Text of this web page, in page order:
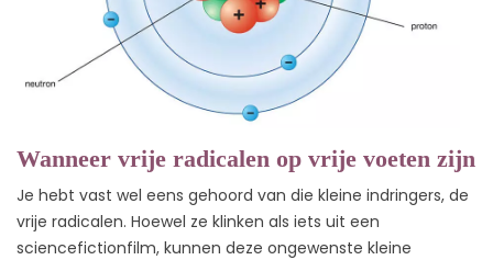
Wanneer vrije radicalen op vrije voeten zijn
Je hebt vast wel eens gehoord van die kleine indringers, de
vrije radicalen. Hoewel ze klinken als iets uit een
sciencefictionfilm, kunnen deze ongewenste kleine